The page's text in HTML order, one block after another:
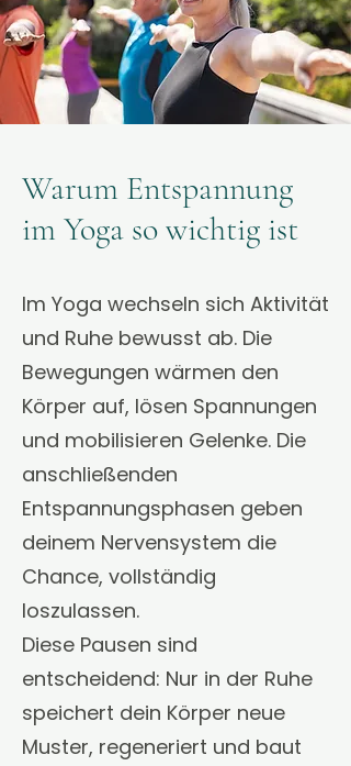
Warum Entspannung
im Yoga so wichtig ist
Im Yoga wechseln sich Aktivität
und Ruhe bewusst ab. Die
Bewegungen wärmen den
Körper auf, lösen Spannungen
und mobilisieren Gelenke. Die
anschließenden
Entspannungsphasen geben
deinem Nervensystem die
Chance, vollständig
loszulassen.
Diese Pausen sind
entscheidend: Nur in der Ruhe
speichert dein Körper neue
Muster, regeneriert und baut